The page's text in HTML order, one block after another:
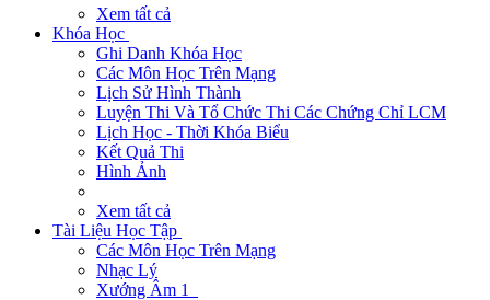
Xem tất cả
Khóa Học
Ghi Danh Khóa Học
Các Môn Học Trên Mạng
Lịch Sử Hình Thành
Luyện Thi Và Tổ Chức Thi Các Chứng Chỉ LCM
Lịch Học - Thời Khóa Biểu
Kết Quả Thi
Hình Ảnh
Xem tất cả
Tài Liệu Học Tập
Các Môn Học Trên Mạng
Nhạc Lý
Xướng Âm 1